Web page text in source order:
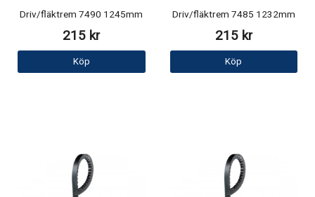
Driv/fläktrem 7490 1245mm
215 kr
Köp
Driv/fläktrem 7485 1232mm
215 kr
Köp